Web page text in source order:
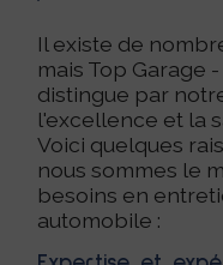
Il existe de
mais Top Garage
distingue par
l'excellence et la
Voici quelques
nous sommes le
besoins en
automobile :